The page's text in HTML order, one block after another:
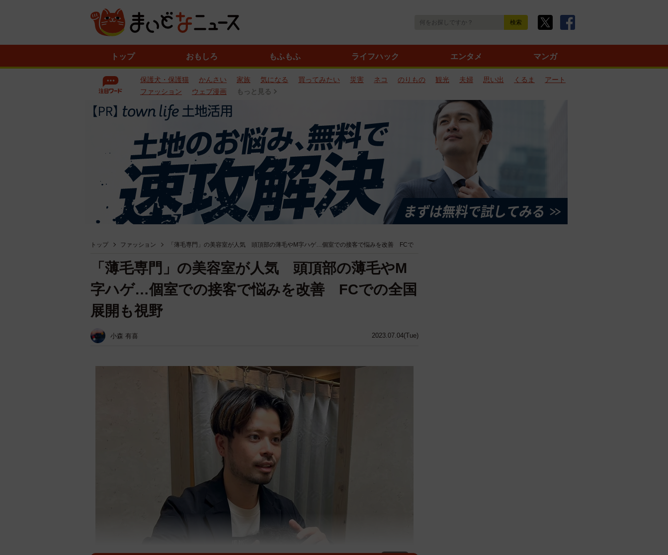
トップ おもしろ もふもふ ライフハック エンタメ マンガ
保護犬・保護猫 かんさい 家族 気になる 買ってみたい 災害 ネコ のりもの 観光 夫婦 思い出 くるま
アート
ファッション
ウェブ漫画 もっと見る
トップ ファッション 「薄毛専門」の美容室が人気 頭頂部の薄毛やM字ハゲ…個室での接客で悩みを改善 FCで
2023.07.04(Tue)
「薄毛専門」の美容室が人気 頭頂部の薄毛やM
字ハゲ…個室での接客で悩みを改善 FCでの全国
展開も視野
小森 有喜